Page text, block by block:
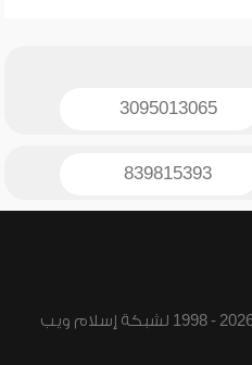
3095013065
839815393